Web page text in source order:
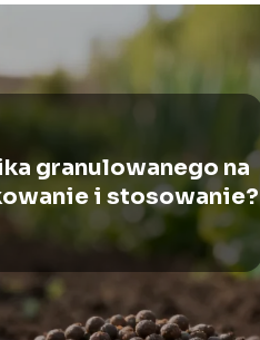
granulowanego na
i stosowanie?